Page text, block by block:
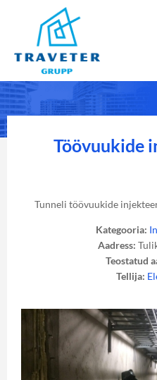
Töövuukide
Tunneli töövuukide
Kategooria:
Aadress:
Teostatud
Tellija: